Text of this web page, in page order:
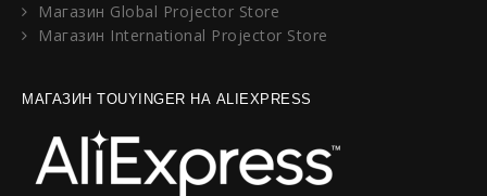
Магазин Global Projector Store
Магазин International Projector Store
МАГАЗИН TOUYINGER НА ALIEXPRESS